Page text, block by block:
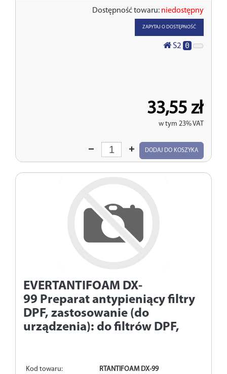
Dostępność towaru: niedostępny
ZAPYTAJ O DOSTĘPNOŚĆ
S2 0
33,55 zł
w tym 23% VAT
Wprowadź
DODAJ DO KOSZYKA
EVERTANTIFOAM DX-
99 Preparat antypieniący filtry
DPF, zastosowanie (do
urządzenia): do filtrów DPF,
Kod towaru:
RTANTIFOAM DX-99